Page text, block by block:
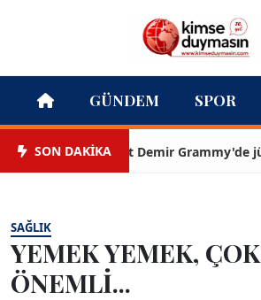
GÜNDEM SPOR
SON DAKİKA
Mert Demir Grammy'de jüri...
SAĞLIK
YEMEK YEMEK, ÇOK
ÖNEMLİ...